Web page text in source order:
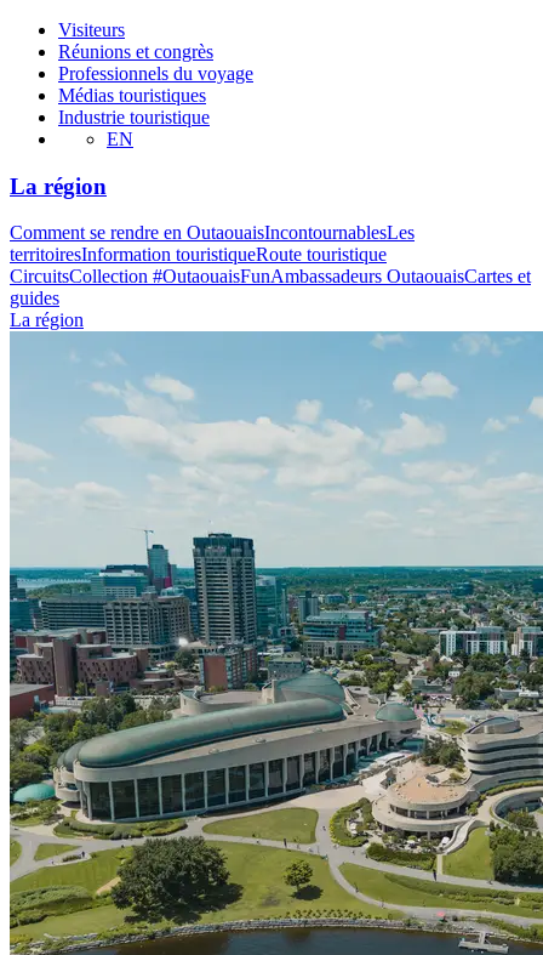
Visiteurs
Réunions et congrès
Professionnels du voyage
Médias touristiques
Industrie touristique
EN
La région
Comment se rendre en OutaouaisIncontournablesLes
territoiresInformation touristiqueRoute touristique
CircuitsCollection #OutaouaisFunAmbassadeurs OutaouaisCartes et
guides
La région